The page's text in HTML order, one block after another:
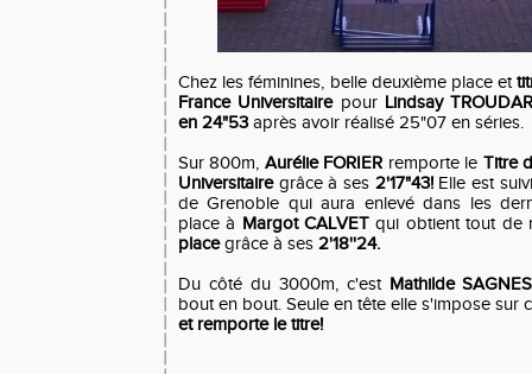
Chez les féminines, belle deuxième place et
France Universitairepour Lindsay
en 24"53après avoir réalisé 25"07 en séries.
Sur 800m, Aurélie FORIER remporte le Titre
Universitaire grâce à ses 2'17"43! Elle est
de Grenoble qui aura enlevé dans les
place à Margot CALVET qui obtient tout de
placegrâce à ses 2'18''24.
Du côté du 3000m, c'est Mathilde
bout en bout. Seule en tête elle s'impose sur
et remporte le titre!